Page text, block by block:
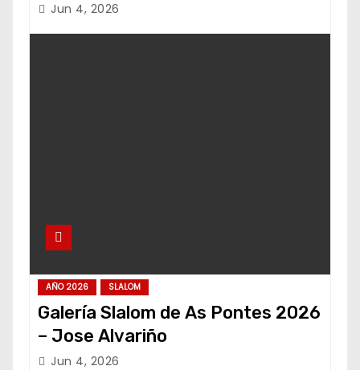
Jun 4, 2026
AÑO 2026 SLALOM
Galería Slalom de As Pontes 2026
– Jose Alvariño
Jun 4, 2026